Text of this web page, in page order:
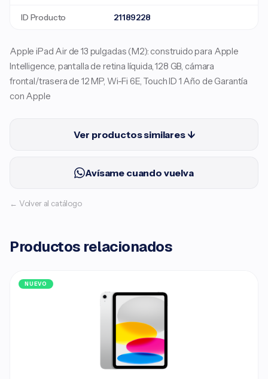
ID Producto 21189228
Apple iPad Air de 13 pulgadas (M2): construido para Apple
Intelligence, pantalla de retina líquida, 128 GB, cámara
frontal/trasera de 12 MP, Wi-Fi 6E, Touch ID 1 Año de Garantía
con Apple
Ver productos similares ↓
Avísame cuando vuelva
← Volver al catálogo
Productos relacionados
NUEVO